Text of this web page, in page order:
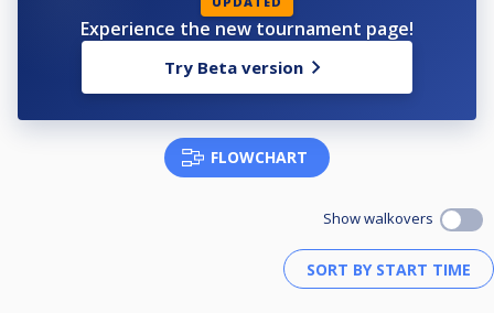
Experience the new tournament page!
Try Beta version
FLOWCHART
Show walkovers